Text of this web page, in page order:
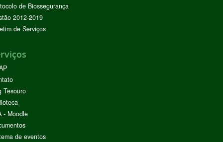
de Biossegurança
2012-2019
de Serviços
Tesouro
- Moodle
de eventos